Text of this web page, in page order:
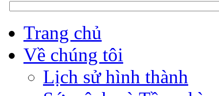
Trang chủ
Về chúng tôi
Lịch sử hình thành